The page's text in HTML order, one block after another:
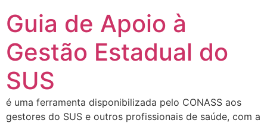
Guia de Apoio à
Gestão Estadual do
SUS
é uma ferramenta disponibilizada pelo CONASS aos
gestores do SUS e outros profissionais de saúde, com a